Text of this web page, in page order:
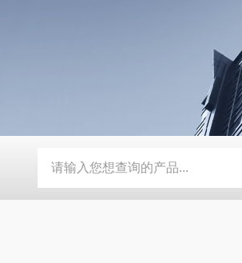
多模态图像引导精准放疗系统